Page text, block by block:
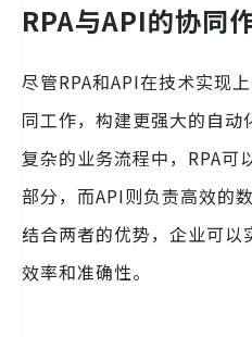
RPA与API的协同
尽管RPA和API在技术实现
同工作，构建更强大的自
复杂的业务流程中，RPA可
部分，而API则负责高效的
结合两者的优势，企业可
效率和准确性。